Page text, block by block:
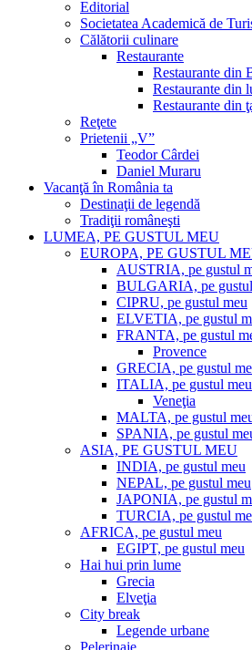
Editorial
Societatea Academică de
Călătorii culinare
Restaurante
Restaurante din
Restaurante din
Restaurante din
Reţete
Prietenii „V”
Teodor Cârdei
Daniel Muraru
Vacanţă în România ta
Destinaţii de legendă
Tradiţii româneşti
LUMEA, PE GUSTUL MEU
EUROPA, PE GUSTUL
AUSTRIA, pe gustul
BULGARIA, pe
CIPRU, pe gustul meu
ELVETIA, pe gustul
FRANTA, pe gustul
Provence
GRECIA, pe gustul
ITALIA, pe gustul meu
Veneţia
MALTA, pe gustul
SPANIA, pe gustul
ASIA, PE GUSTUL MEU
INDIA, pe gustul meu
NEPAL, pe gustul meu
JAPONIA, pe gustul
TURCIA, pe gustul
AFRICA, pe gustul meu
EGIPT, pe gustul meu
Hai hui prin lume
Grecia
Elveţia
City break
Legende urbane
Pelerinaje